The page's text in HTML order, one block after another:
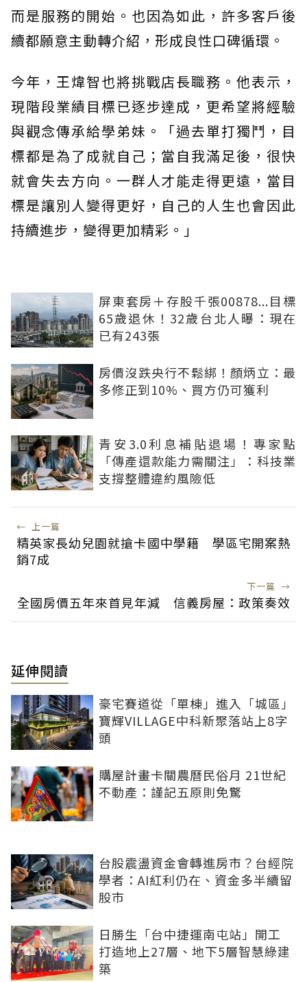
而是服務的開始。也因為如此，許多客戶後
續都願意主動轉介紹，形成良性口碑循環。
今年，王煒智也將挑戰店長職務。他表示，
現階段業績目標已逐步達成，更希望將經驗
與觀念傳承給學弟妹。「過去單打獨鬥，目
標都是為了成就自己；當自我滿足後，很快
就會失去方向。一群人才能走得更遠，當目
標是讓別人變得更好，自己的人生也會因此
持續進步，變得更加精彩。」
屏東套房＋存股千張00878...目標
65歲退休！32歲台北人曝：現在
已有243張
房價沒跌央行不鬆綁！顏炳立：最
多修正到10%、買方仍可獲利
青安3.0利息補貼退場！專家點
「傳產還款能力需關注」：科技業
支撐整體違約風險低
← 上一篇
精英家長幼兒園就搶卡國中學籍 學區宅開案熱
銷7成
下一篇 →
全國房價五年來首見年減 信義房屋：政策奏效
延伸閱讀
豪宅賽道從「單棟」進入「城區」
寶輝VILLAGE中科新聚落站上8字
頭
購屋計畫卡關農曆民俗月 21世紀
不動產：謹記五原則免驚
台股震盪資金會轉進房市？台經院
學者：AI紅利仍在、資金多半續留
股市
日勝生「台中捷運南屯站」開工
打造地上27層、地下5層智慧綠建
築